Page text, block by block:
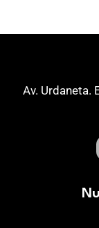
Av. Urdaneta.